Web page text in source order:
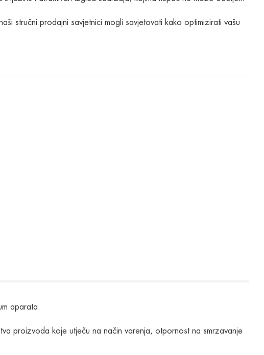
stručni prodajni savjetnici mogli savjetovati kako optimizirati vašu
aparata.
proizvoda koje utječu na način varenja, otpornost na smrzavanje